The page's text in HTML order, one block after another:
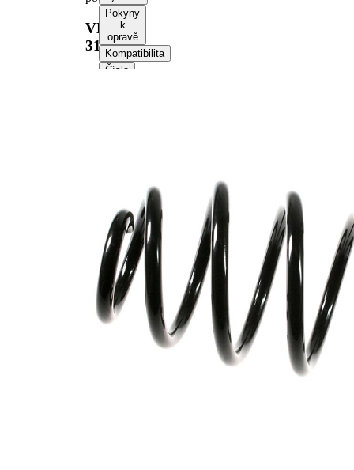
VKDL
31365
Pokyny
k
opravě
Kompatibilita
Čísla
344 mm
Hmotnost
2,90 kg
Tvar
pružiny
Šroubovitá
pružina s
konstatním
průměrem
Vnější
průměr
142 mm
Průměr
13,25 mm